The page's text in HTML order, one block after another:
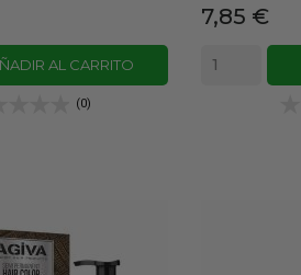
AL CARRITO
(0)
Precio
7,85 €